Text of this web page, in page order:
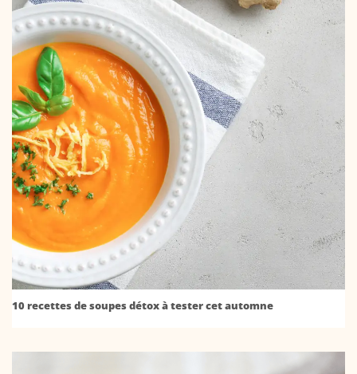
10 recettes de soupes détox à tester cet automne